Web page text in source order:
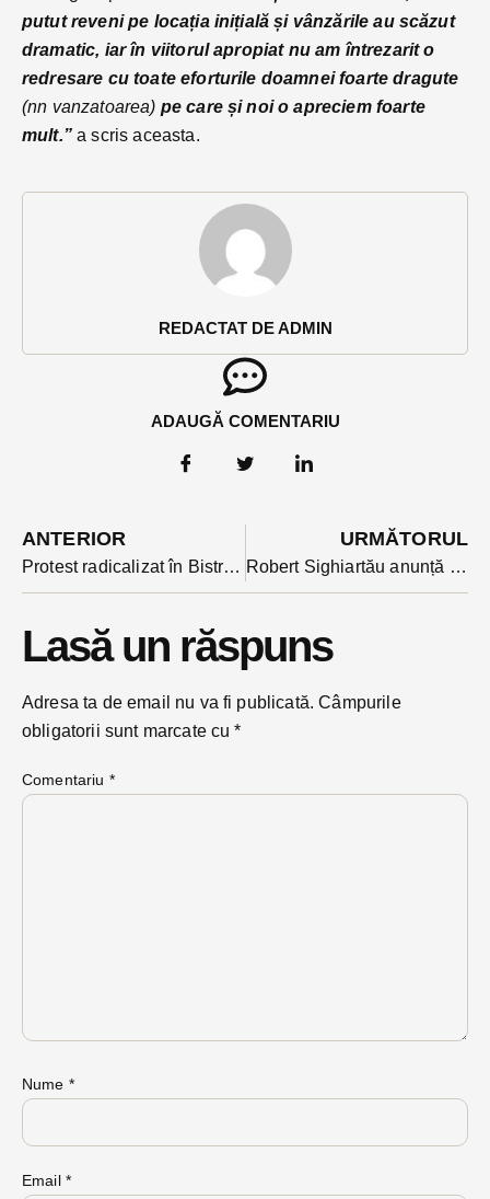
REDACTAT DE ADMIN
ADAUGĂ COMENTARIU
putut reveni pe locația inițială și vânzările au scăzut
dramatic, iar în viitorul apropiat nu am întrezarit o
redresare cu toate eforturile doamnei foarte dragute
(nn vanzatoarea) pe care și noi o apreciem foarte
mult.”a scris aceasta.
ANTERIOR
Protest radicalizat în Bistrița-Năsăud: mai mulți consilieri de probațiune au anunțat intrarea în greva foamei
URMĂTORUL
Robert Sighiartău anunță că e oficial candidat la președinția Consiliului Județean BN. A fost validat în unanimitate de BPN al PNL
Lasă un răspuns
Adresa ta de email nu va fi publicată. Câmpurile
obligatorii sunt marcate cu*
Comentariu *
Nume *
Email *